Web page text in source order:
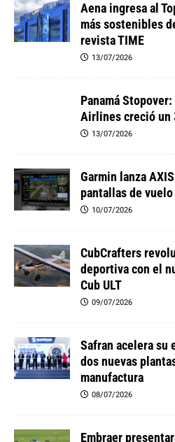
Aena ingresa al
más sostenibles
revista TIME
13/07/2026
Panamá
Airlines creció un
13/07/2026
Garmin lanza
pantallas de
10/07/2026
CubCrafters
deportiva con el
Cub ULT
09/07/2026
Safran acelera su
dos nuevas
manufactura
08/07/2026
Embraer